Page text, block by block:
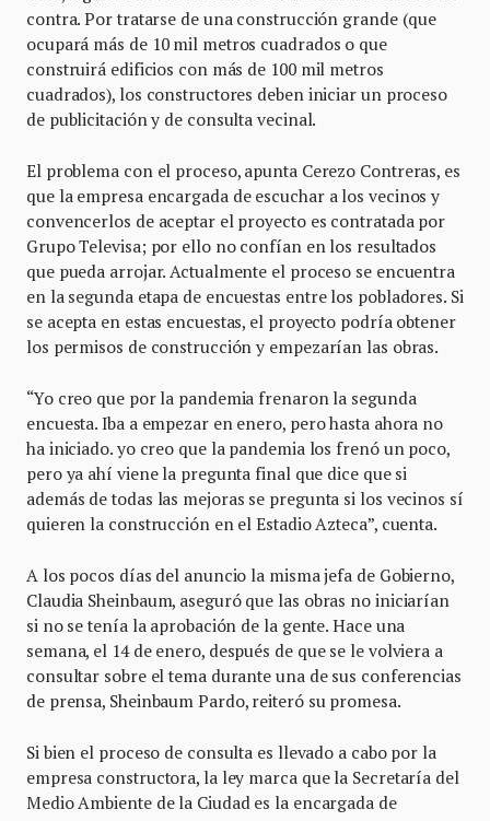
contra. Por tratarse de una construcción grande (que
ocupará más de 10 mil metros cuadrados o que
construirá edificios con más de 100 mil metros
cuadrados), los constructores deben iniciar un proceso
de publicitación y de consulta vecinal.
El problema con el proceso, apunta Cerezo Contreras, es
que la empresa encargada de escuchar a los vecinos y
convencerlos de aceptar el proyecto es contratada por
Grupo Televisa; por ello no confían en los resultados
que pueda arrojar. Actualmente el proceso se encuentra
en la segunda etapa de encuestas entre los pobladores. Si
se acepta en estas encuestas, el proyecto podría obtener
los permisos de construcción y empezarían las obras.
“Yo creo que por la pandemia frenaron la segunda
encuesta. Iba a empezar en enero, pero hasta ahora no
ha iniciado. yo creo que la pandemia los frenó un poco,
pero ya ahí viene la pregunta final que dice que si
además de todas las mejoras se pregunta si los vecinos sí
quieren la construcción en el Estadio Azteca”, cuenta.
A los pocos días del anuncio la misma jefa de Gobierno,
Claudia Sheinbaum, aseguró que las obras no iniciarían
si no se tenía la aprobación de la gente. Hace una
semana, el 14 de enero, después de que se le volviera a
consultar sobre el tema durante una de sus conferencias
de prensa, Sheinbaum Pardo, reiteró su promesa.
Si bien el proceso de consulta es llevado a cabo por la
empresa constructora, la ley marca que la Secretaría del
Medio Ambiente de la Ciudad es la encargada de